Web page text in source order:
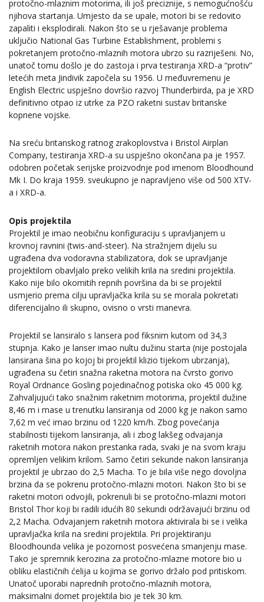
protočno-mlaznim motorima, ili još preciznije, s nemogućnošću
njihova startanja. Umjesto da se upale, motori bi se redovito
zapaliti i eksplodirali. Nakon što se u rješavanje problema
uključio National Gas Turbine Establishment, problemi s
pokretanjem protočno-mlaznih motora ubrzo su razriješeni. No,
unatoč tomu došlo je do zastoja i prva testiranja XRD-a “protiv”
letećih meta Jindivik započela su 1956. U međuvremenu je
English Electric uspješno dovršio razvoj Thunderbirda, pa je XRD
definitivno otpao iz utrke za PZO raketni sustav britanske
kopnene vojske.
Na sreću britanskog ratnog zrakoplovstva i Bristol Airplan
Company, testiranja XRD-a su uspješno okončana pa je 1957.
odobren početak serijske proizvodnje pod imenom Bloodhound
Mk I. Do kraja 1959. sveukupno je napravljeno više od 500 XTV-
a i XRD-a.
Opis projektila
Projektil je imao neobičnu konfiguraciju s upravljanjem u
krovnoj ravnini (twis-and-steer). Na stražnjem dijelu su
ugrađena dva vodoravna stabilizatora, dok se upravljanje
projektilom obavljalo preko velikih krila na sredini projektila.
Kako nije bilo okomitih repnih površina da bi se projektil
usmjerio prema cilju upravljačka krila su se morala pokretati
diferencijalno ili skupno, ovisno o vrsti manevra.
Projektil se lansiralo s lansera pod fiksnim kutom od 34,3
stupnja. Kako je lanser imao nultu dužinu starta (nije postojala
lansirana šina po kojoj bi projektil klizio tijekom ubrzanja),
ugrađena su četiri snažna raketna motora na čvrsto gorivo
Royal Ordnance Gosling pojedinačnog potiska oko 45 000 kg.
Zahvaljujući tako snažnim raketnim motorima, projektil dužine
8,46 m i mase u trenutku lansiranja od 2000 kg je nakon samo
7,62 m već imao brzinu od 1220 km/h. Zbog povećanja
stabilnosti tijekom lansiranja, ali i zbog lakšeg odvajanja
raketnih motora nakon prestanka rada, svaki je na svom kraju
opremljen velikim krilom. Samo četiri sekunde nakon lansiranja
projektil je ubrzao do 2,5 Macha. To je bila više nego dovoljna
brzina da se pokrenu protočno-mlazni motori. Nakon što bi se
raketni motori odvojili, pokrenuli bi se protočno-mlazni motori
Bristol Thor koji bi radili idućih 80 sekundi održavajući brzinu od
2,2 Macha. Odvajanjem raketnih motora aktivirala bi se i velika
upravljačka krila na sredini projektila. Pri projektiranju
Bloodhounda velika je pozornost posvećena smanjenju mase.
Tako je spremnik kerozina za protočno-mlazne motore bio u
obliku elastičnih ćelija u kojima se gorivo držalo pod pritiskom.
Unatoč uporabi naprednih protočno-mlaznih motora,
maksimalni domet projektila bio je tek 30 km.